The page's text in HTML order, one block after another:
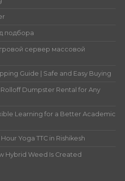
подбора
сервер массовой
Guide | Safe and Easy Buying
Dumpster Rental for Any
Learning for a Better Academic
Yoga TTC in Rishikesh
Hybrid Weed Is Created